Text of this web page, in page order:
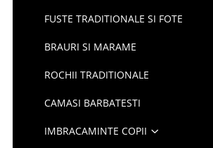
FUSTE TRADITIONALE SI FOTE
BRAURI SI MARAME
ROCHII TRADITIONALE
CAMASI BARBATESTI
IMBRACAMINTE COPII